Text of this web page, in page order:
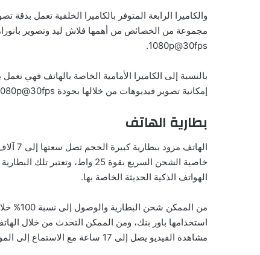
1080p@30fps.
إمكانية تصوير فيديوهات من خلالها بجودة 1080p@30fps.
بطارية الهاتف
خاصية الشحن السريع بقوة 25
الهواتف الذكية الحديثة الخاصة بها.
من
مشاهدة الفيديو يصل إلى 17 ساعة مع الاستماع إلى الموسيقى لمدة 95 ساعة.